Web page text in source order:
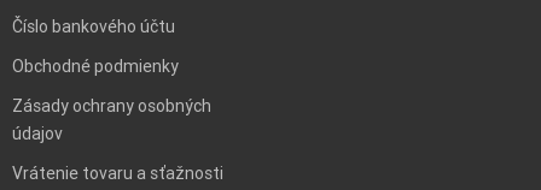
Číslo bankového účtu
Obchodné podmienky
Zásady ochrany osobných
údajov
Vrátenie tovaru a sťažnosti